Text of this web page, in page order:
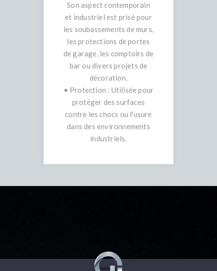
Son aspect contemporain
et industriel est prisé pour
les soubassements de murs,
les protections de portes
de garage, les comptoirs de
bar ou divers projets de
décoration.
• Protection : Utilisée pour
protéger des surfaces
contre les chocs ou l'usure
dans des environnements
industriels.